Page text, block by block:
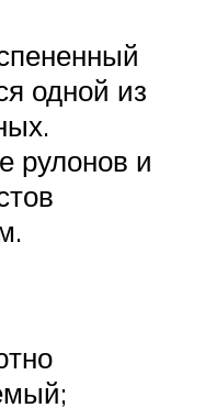
одной из
рулонов и